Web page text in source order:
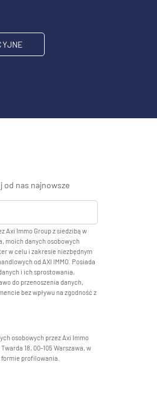
od nas najnowsze
Axi Immo Group z siedzibą w
moich danych osobowych
w celu i zakresie niezbędnym
od AXI IMMO. Posiada
i ich sprostowania,
do przenoszenia danych,
bez wpływu na zgodność z
osobowych przez Axi Immo
18, 00-105 Warszawa, w
profilowania.